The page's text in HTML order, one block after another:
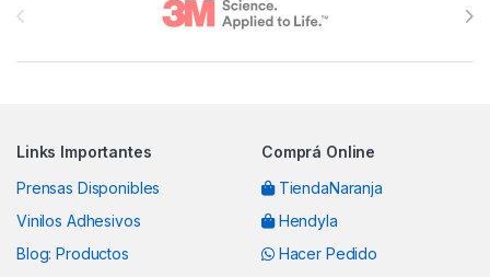
Links Importantes
Prensas Disponibles
Vinilos Adhesivos
Blog: Productos
Comprá Online
TiendaNaranja
Hendyla
Hacer Pedido